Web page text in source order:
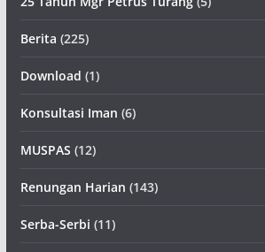
Berita (225)
Download (1)
Konsultasi Iman (6)
MUSPAS (12)
Renungan Harian (143)
Serba-Serbi (11)